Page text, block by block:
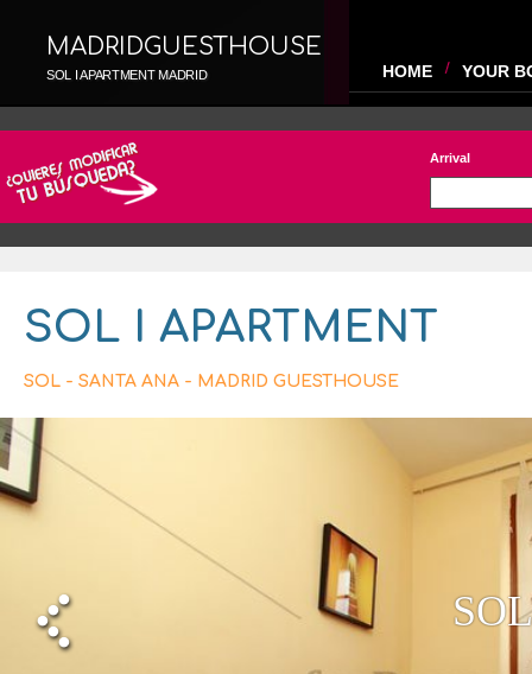
MADRIDGUESTHOUSE
SOL I APARTMENT MADRID HOME YOUR
Arrival
SOL I APARTMENT
SOL - SANTA ANA - MADRID GUESTHOUSE